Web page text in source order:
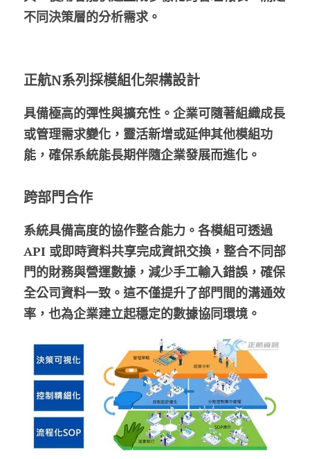
不同決策層的分析需求。
正航N系列採模組化架構設計
具備極高的彈性與擴充性。企業可隨著組織成長
或管理需求變化，靈活新增或延伸其他模組功
能，確保系統能長期伴隨企業發展而進化。
跨部門合作
系統具備高度的協作整合能力。各模組可透過
API 或即時資料共享完成資訊交換，整合不同部
門的財務與營運數據，減少手工輸入錯誤，確保
全公司資料一致。這不僅提升了部門間的溝通效
率，也為企業建立起穩定的數據協同環境。